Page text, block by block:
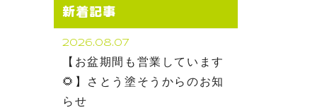
新着記事
2026.08.07
【お盆期間も営業しています
🌻】さとう塗そうからのお知
らせ